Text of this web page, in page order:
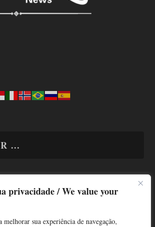
privacidade / We value your
melhorar sua experiência de navegação,